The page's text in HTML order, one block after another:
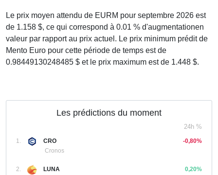
Le prix moyen attendu de EURM pour septembre 2026 est
de 1.158 $, ce qui correspond à 0.01 % d'augmentationen
valeur par rapport au prix actuel. Le prix minimum prédit de
Mento Euro pour cette période de temps est de
0.98449130248485 $ et le prix maximum est de 1.448 $.
Les prédictions du moment
24h %
1.
CRO
Cronos
-0,80%
2.
LUNA
0,20%